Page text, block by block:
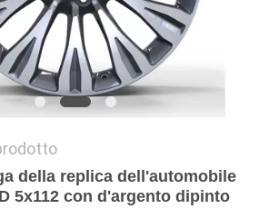
della replica dell'automobile
5x112 con d'argento dipinto